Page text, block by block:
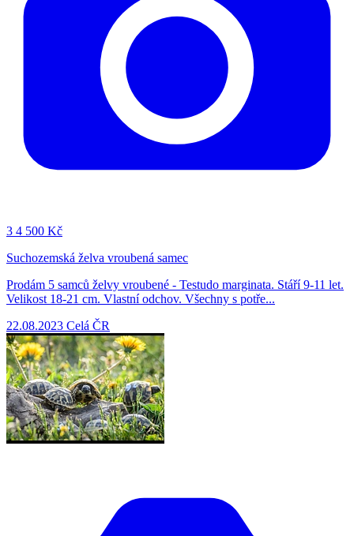
3 4 500 Kč
Suchozemská želva vroubená samec
Prodám 5 samců želvy vroubené - Testudo marginata. Stáří 9-11 let.
Velikost 18-21 cm. Vlastní odchov. Všechny s potře...
22.08.2023 Celá ČR